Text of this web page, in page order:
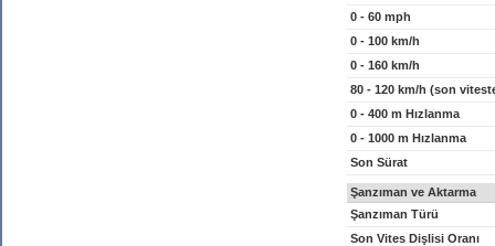
0 - 60 mph
0 - 100 km/h
0 - 160 km/h
80 - 120 km/h (son
0 - 400 m Hızlanma
0 - 1000 m Hızlanma
Son Sürat
Şanzıman ve Aktarma
Şanzıman Türü
Son Vites Dişlisi Oranı